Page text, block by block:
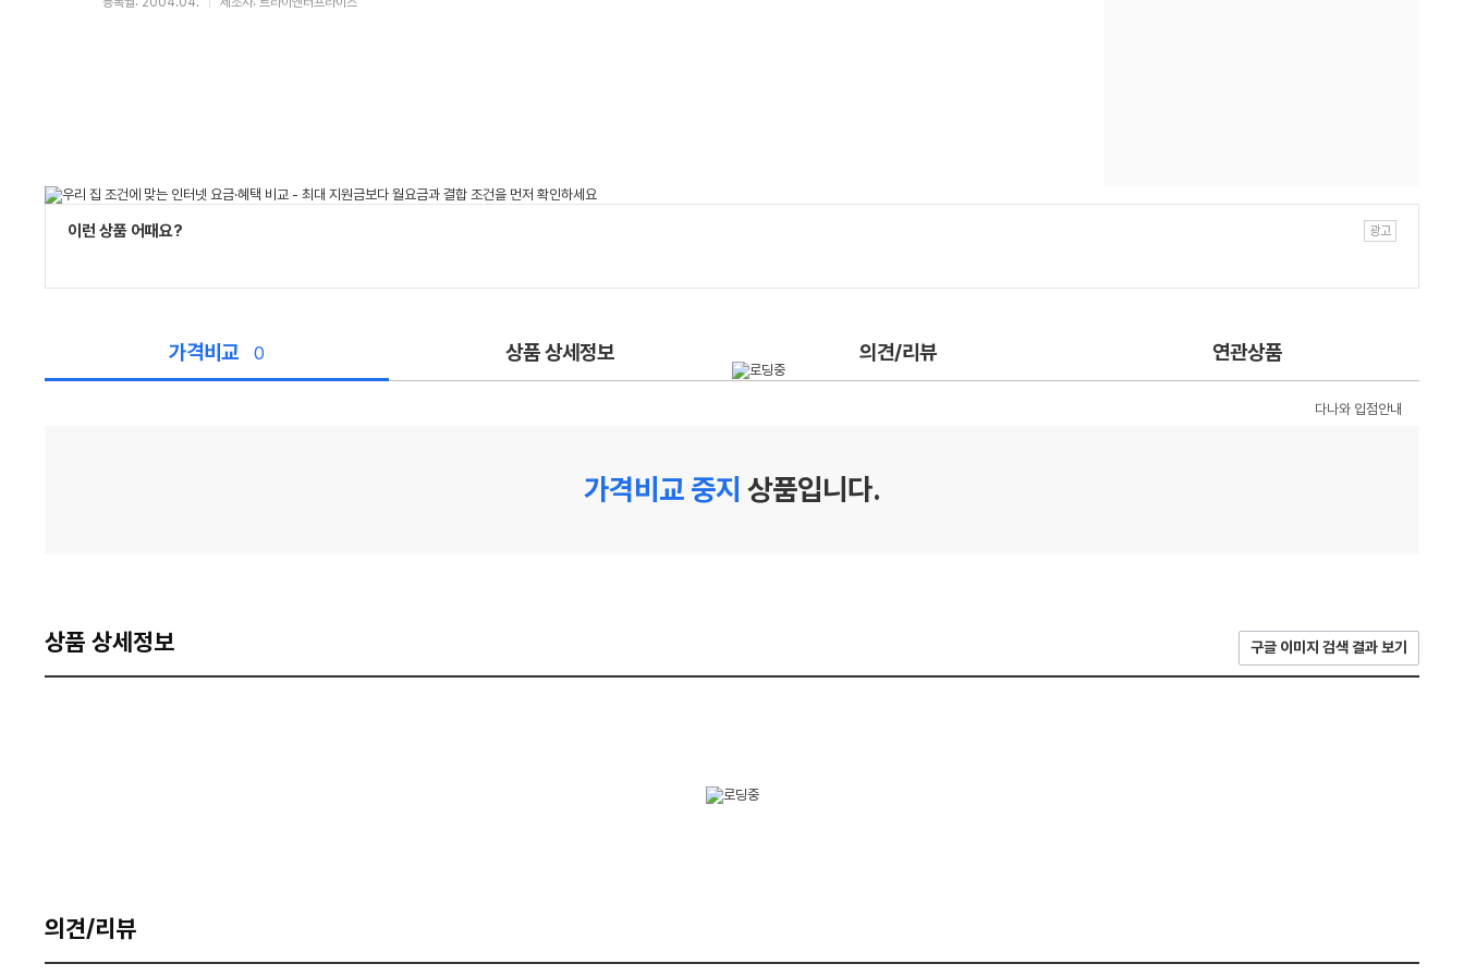
이런 상품 어때요?
가격비교 0 상품 상세정보 의견/리뷰 연관상품
다나와 입점안내
가격비교 중지 상품입니다.
상품 상세정보 구글 이미지 검색 결과 보기
의견/리뷰